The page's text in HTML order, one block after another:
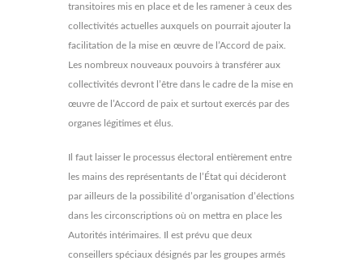
transitoires mis en place et de les ramener à ceux des
collectivités actuelles auxquels on pourrait ajouter la
facilitation de la mise en œuvre de l’Accord de paix.
Les nombreux nouveaux pouvoirs à transférer aux
collectivités devront l’être dans le cadre de la mise en
œuvre de l’Accord de paix et surtout exercés par des
organes légitimes et élus.
Il faut laisser le processus électoral entièrement entre
les mains des représentants de l’État qui décideront
par ailleurs de la possibilité d’organisation d’élections
dans les circonscriptions où on mettra en place les
Autorités intérimaires. Il est prévu que deux
conseillers spéciaux désignés par les groupes armés